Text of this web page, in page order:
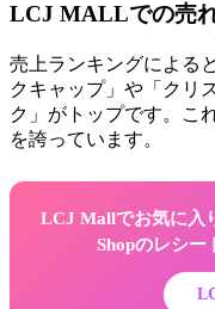
LCJ MALLでの売
売上ランキングによる
クキャップ」や「クリ
ク」がトップです。こ
を誇っています。
LCJ Mallでお気に入
Shopのレシー